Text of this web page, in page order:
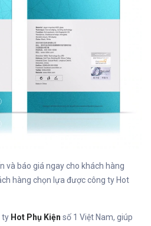
và báo giá ngay cho khách hàng
hàng chọn lựa được công ty Hot
ty Hot Phụ Kiện số 1 Việt Nam, giúp